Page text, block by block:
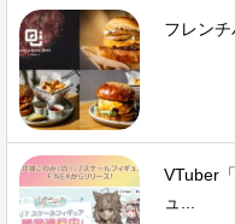
フレン
VTuber
ュ...